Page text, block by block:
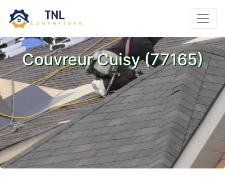
Couvreur Cuisy (77165)